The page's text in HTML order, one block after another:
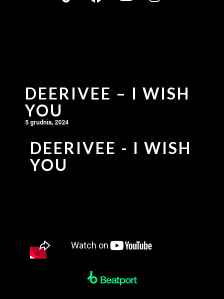
DEERIVEE – I WISH
YOU
5 grudnia, 2024
DEERIVEE - I WISH
YOU